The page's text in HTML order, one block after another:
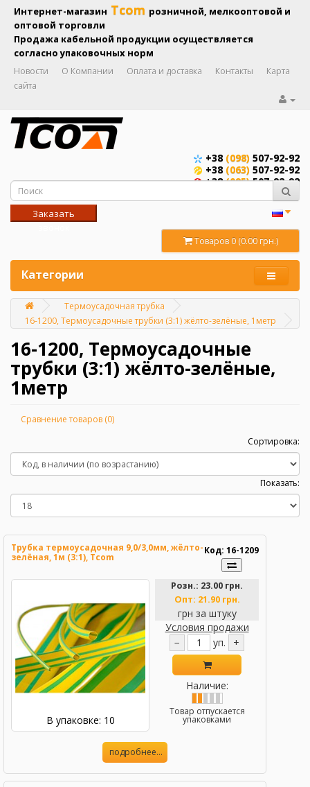
Интернет-магазин Tcom розничной, мелкооптовой и
оптовой торговли
Продажа кабельной продукции осуществляется
согласно упаковочных норм
Новости О Компании Оплата и доставка Контакты
Карта
сайта
+38 (098) 507-92-92
+38 (063) 507-92-92
+38(095)507-92-92
Заказать
Товаров 0 (0.00 грн.)
Категории
Главная
Термоусадочная трубка
16-1200, Термоусадочные трубки (3:1) жёлто-зелёные, 1метр
16-1200, Термоусадочные
трубки (3:1) жёлто-зелёные,
1метр
Сравнение товаров (0)
Сортировка:
Показать:
Трубка термоусадочная 9,0/3,0мм, жёлто-
зелёная, 1м (3:1), Tcom
Код: 16-1209
В упаковке: 10
Розн.: 23.00 грн.
Опт: 21.90 грн.
грн за штуку
Условия продажи
−
уп. +
Наличие:
Товар отпускается
упаковками
подробнее...